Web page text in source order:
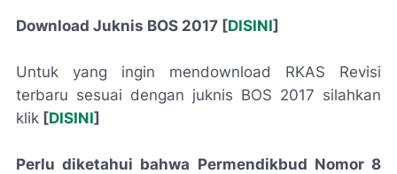
Download Juknis BOS 2017 [DISINI]
Untuk yang ingin mendownload RKAS Revisi
terbaru sesuai dengan juknis BOS 2017 silahkan
klik [DISINI]
Perlu diketahui bahwa Permendikbud Nomor 8